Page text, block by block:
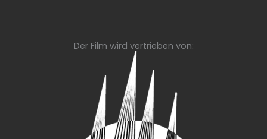
Der Film wird vertrieben von: